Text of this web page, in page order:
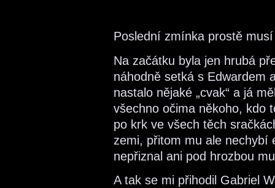
Poslední zmínka prostě
Na začátku byla jen hrubá
náhodně setká s Edwardem
nastalo nějaké „cvak“ a já
všechno očima někoho, kdo
po krk ve všech těch
zemi, přitom mu ale nechybí
nepřiznal ani pod hrozbou
A tak se mi přihodil Gabriel